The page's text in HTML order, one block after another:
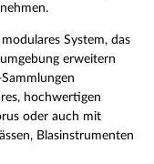
System, das
erweitern
hochwertigen
oder auch mit
Blasinstrumenten